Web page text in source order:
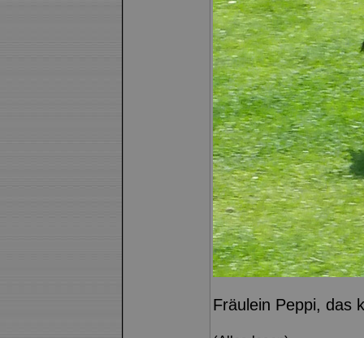
Fräulein Peppi, das